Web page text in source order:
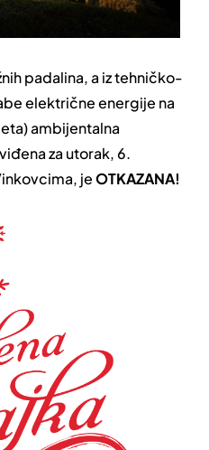
padalina, a iz tehničko-
električne energije na
ambijentalna
za utorak, 6.
jeOTKAZANA!